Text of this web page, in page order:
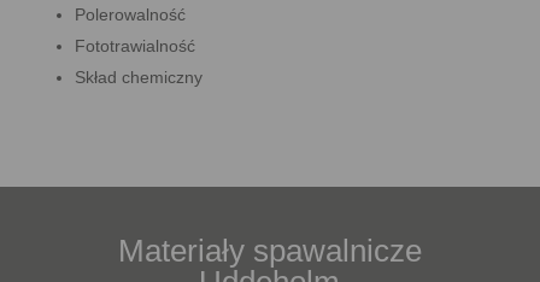
Polerowalność
Fototrawialność
Skład chemiczny
Materiały spawalnicze